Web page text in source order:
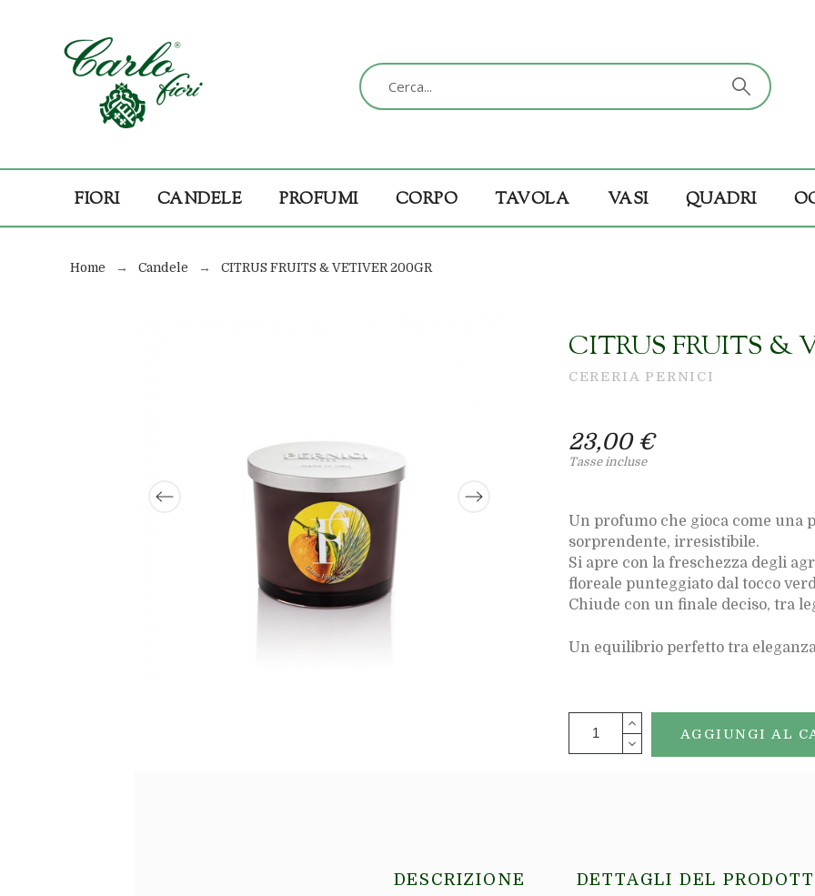
FIORI CANDELE PROFUMI CORPO TAVOLA VASI QUADRI
Home Candele CITRUS FRUITS & VETIVER 200GR
CITRUS FRUITS &
CERERIA PERNICI
23,00 €
Tasse incluse
Un profumo che gioca come una
sorprendente, irresistibile.
Si apre con la freschezza degli
floreale punteggiato dal tocco
Chiude con un finale deciso, tra
Un equilibrio perfetto tra
AGGIUNGI AL
DESCRIZIONE DETTAGLI DEL